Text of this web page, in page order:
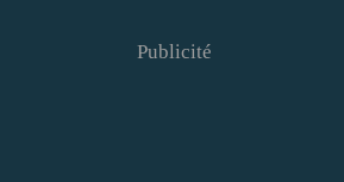
Publicité